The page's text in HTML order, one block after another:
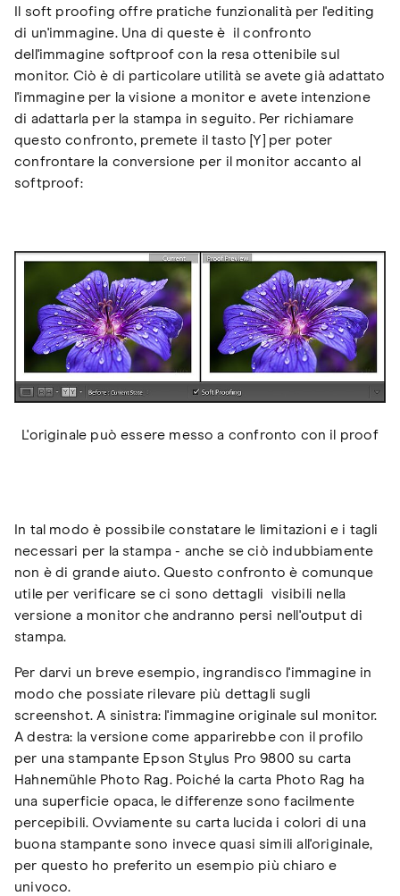
Il soft proofing offre pratiche funzionalità per l'editing
di un'immagine. Una di queste è il confronto
dell'immagine softproof con la resa ottenibile sul
monitor. Ciò è di particolare utilità se avete già adattato
l'immagine per la visione a monitor e avete intenzione
di adattarla per la stampa in seguito. Per richiamare
questo confronto, premete il tasto [Y] per poter
confrontare la conversione per il monitor accanto al
softproof:
L'originale può essere messo a confronto con il proof
In tal modo è possibile constatare le limitazioni e i tagli
necessari per la stampa - anche se ciò indubbiamente
non è di grande aiuto. Questo confronto è comunque
utile per verificare se ci sono dettagli visibili nella
versione a monitor che andranno persi nell'output di
stampa.
Per darvi un breve esempio, ingrandisco l'immagine in
modo che possiate rilevare più dettagli sugli
screenshot. A sinistra: l'immagine originale sul monitor.
A destra: la versione come apparirebbe con il profilo
per una stampante Epson Stylus Pro 9800 su carta
Hahnemühle Photo Rag. Poiché la carta Photo Rag ha
una superficie opaca, le differenze sono facilmente
percepibili. Ovviamente su carta lucida i colori di una
buona stampante sono invece quasi simili all'originale,
per questo ho preferito un esempio più chiaro e
univoco.